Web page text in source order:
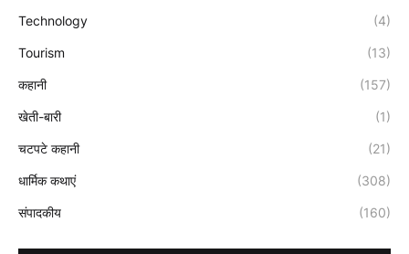
Technology (4)
Tourism (13)
कहानी (157)
खेती-बारी (1)
चटपटे कहानी (21)
धार्मिक कथाएं (308)
संपादकीय (160)